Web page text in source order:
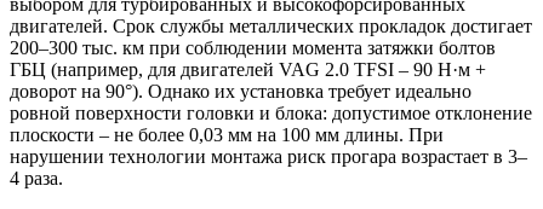
двигателей. Срок службы металлических прокладок достигает
200–300 тыс. км при соблюдении момента затяжки болтов
ГБЦ (например, для двигателей VAG 2.0 TFSI – 90 Н·м +
доворот на 90°). Однако их установка требует идеально
ровной поверхности головки и блока: допустимое отклонение
плоскости – не более 0,03 мм на 100 мм длины. При
нарушении технологии монтажа риск прогара возрастает в 3–
4 раза.